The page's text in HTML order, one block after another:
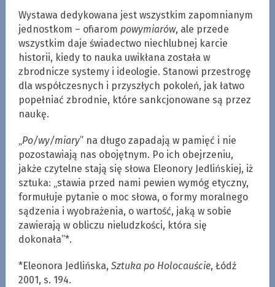
Wystawa dedykowana jest wszystkim zapomnianym
jednostkom – ofiarom powymiarów, ale przede
wszystkim daje świadectwo niechlubnej karcie
historii, kiedy to nauka uwikłana została w
zbrodnicze systemy i ideologie. Stanowi przestrogę
dla współczesnych i przyszłych pokoleń, jak łatwo
popełniać zbrodnie, które sankcjonowane są przez
naukę.
Po/wy/miary” na długo zapadają w pamięć i nie
pozostawiają nas obojętnym. Po ich obejrzeniu,
jakże czytelne stają się słowa Eleonory Jedlińskiej, iż
sztuka: „stawia przed nami pewien wymóg etyczny,
formułuje pytanie o moc słowa, o formy moralnego
sądzenia i wyobrażenia, o wartość, jaką w sobie
zawierają w obliczu nieludzkości, która się
dokonała”*.
*Eleonora Jedlińska, Sztuka po Holocauście, Łódź
2001, s. 194.